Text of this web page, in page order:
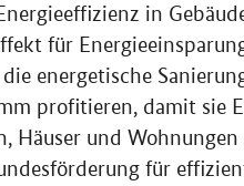
in
für
energetische
profitieren, damit sie
Häuser und
für